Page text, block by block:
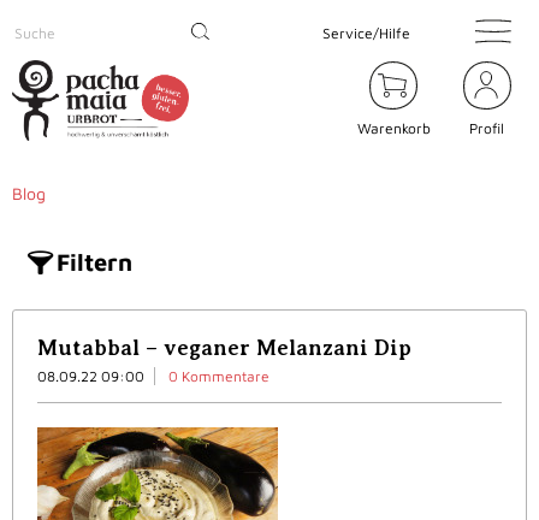
Service/Hilfe
Warenkorb Profil
Blog
Filtern
Mutabbal – veganer Melanzani Dip
08.09.22 09:00 0 Kommentare